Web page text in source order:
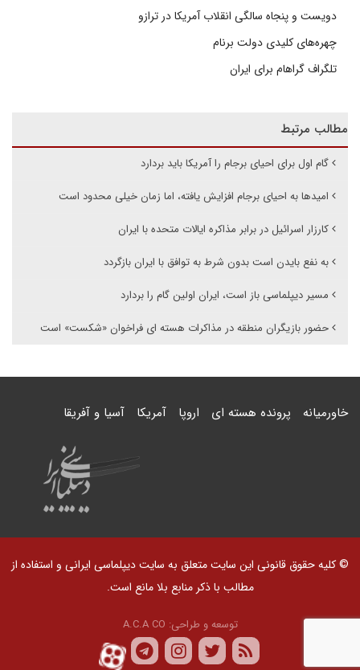
دویست و پنجاه سالگی انقلاب آمریکا در ترازو
چهره‌های کلیدی دولت برنام
تلگراف گراهام برای ایران
مطالب مرتبط
گام اول برای احیای برجام را آمریکا باید بردارد
امیدها به احیای برجام افزایش یافته، اما زمان خیلی محدود است
کارزار اسرائیل در برابر مذاکره ایالات متحده با ایران
به نفع بایدن است بدون شرط به توافق با ایران بازگردد
مسیر دیپلماسی باز است، ایران اولین گام را بردارد
حضور بازیگران منطقه در مذاکرات هسته ای فراخوان «شکست» است
خاورمیانه پرونده هسته ای اروپا آمریکا آسیا و آفریقا
© کلیه حقوق قانونی این سایت متعلق به سایت دیپلماسی ایرانی و استفاده از
مطالب با ذکر منابع بلا مانع است.
توسعه و طراحی: A.C.A CO